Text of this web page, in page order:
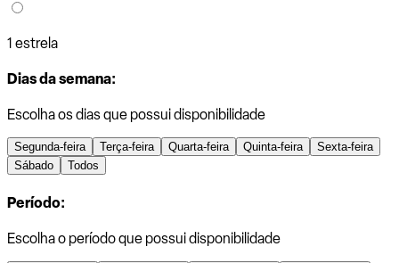
1 estrela
Dias da semana:
Escolha os dias que possui disponibilidade
Segunda-feira Terça-feira Quarta-feira Quinta-feira
Sexta-feira
Sábado
Todos
Período:
Escolha o período que possui disponibilidade